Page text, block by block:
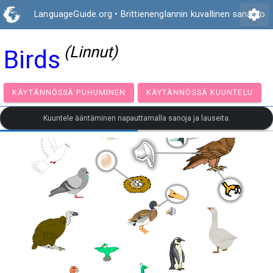
LanguageGuide.org • Brittienenglannin kuvallinen sanasto
settings
Birds (Linnut)
KÄYTÄNNÖSSÄ PUHUMINEN KÄYTÄNNÖSSÄ
Kuuntele ääntäminen napauttamalla sanoja ja lauseita.